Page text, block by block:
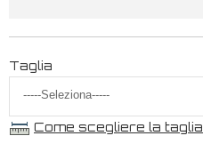
Taglia
Come scegliere la taglia